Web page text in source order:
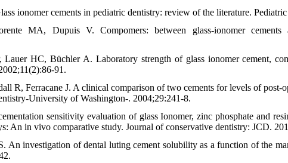
ionomer cements in pediatric dentistry: review of the literature.
MA, Dupuis V. Compomers: between glass-ionomer cements
HC, Büchler A. Laboratory strength of glass ionomer cement,
91.
R, Ferracane J. A clinical comparison of two cements for levels of post-
University of Washington-. 2004;29:241-8.
sensitivity evaluation of glass Ionomer, zinc phosphate and
An in vivo comparative study. Journal of conservative dentistry: JCD.
An investigation of dental luting cement solubility as a function of the